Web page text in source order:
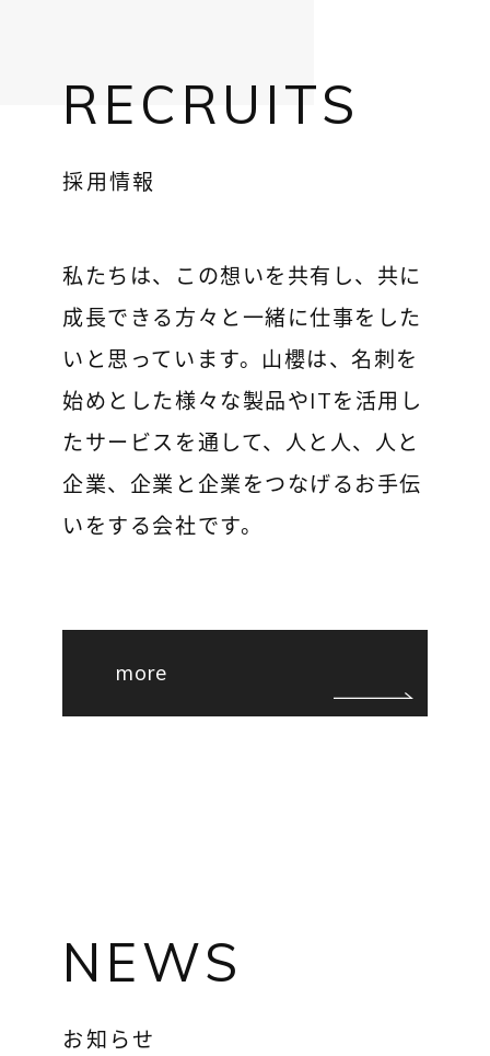
RECRUITS
採用情報
私たちは、この想いを共有し、共に
成長できる方々と一緒に仕事をした
いと思っています。山櫻は、名刺を
始めとした様々な製品やITを活用し
たサービスを通して、人と人、人と
企業、企業と企業をつなげるお手伝
いをする会社です。
more
NEWS
お知らせ